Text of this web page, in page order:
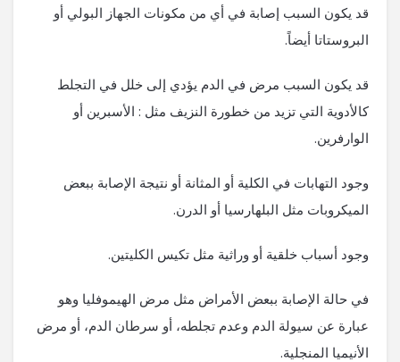
قد يكون السبب إصابة في أي من مكونات الجهاز البولي أو
البروستاتا أيضاً.
قد يكون السبب مرض في الدم يؤدي إلى خلل في التجلط
كالأدوية التي تزيد من خطورة النزيف مثل : الأسبرين أو
الوارفرين.
وجود التهابات في الكلية أو المثانة أو نتيجة الإصابة ببعض
الميكروبات مثل البلهارسيا أو الدرن.
وجود أسباب خلقية أو وراثية مثل تكيس الكليتين.
في حالة الإصابة ببعض الأمراض مثل مرض الهيموفليا وهو
عبارة عن سيولة الدم وعدم تجلطه، أو سرطان الدم، أو مرض
الأنيميا المنجلية.